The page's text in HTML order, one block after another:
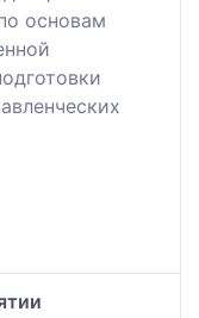
основам